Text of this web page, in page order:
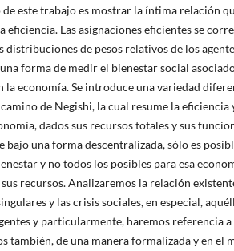
este trabajo es mostrar la íntima relación
eficiencia. Las asignaciones eficientes se
distribuciones de pesos relativos de los
forma de medir el bienestar social
la economía. Se introduce una variedad
de Negishi, la cual resume la eficiencia
dados sus recursos totales y sus
bajo una forma descentralizada, sólo es
y no todos los posibles para esa
recursos. Analizaremos la relación
y las crisis sociales, en especial,
y particularmente, haremos referencia
también, de una manera formalizada y en el